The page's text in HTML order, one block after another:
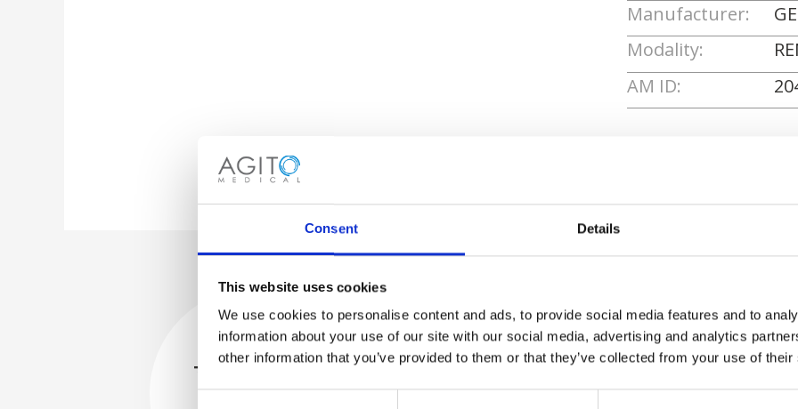
Consent Details
This website uses cookies
We use cookies to personalise content and ads, to provide social media features and to
information about your use of our site with our social media, advertising and analytics
other information that you’ve provided to them or that they’ve collected from your use of
Manufacturer:
GE
Modality:
AM ID:
WEWNĘTRZNE
Wszystkie części są
rygorystycznie testowane w
naszych zakładach
BEZPIECZNIE
ZAPAKOWANE
Każda pojedyncza część jest